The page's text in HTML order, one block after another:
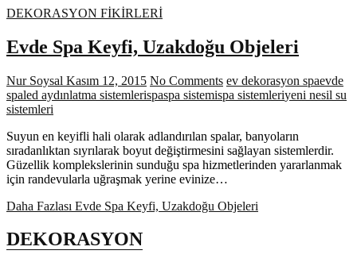
DEKORASYON FİKİRLERİ
Evde Spa Keyfi, Uzakdoğu Objeleri
Nur Soysal Kasım 12, 2015 No Comments ev dekorasyon spaevde
spaled aydınlatma sistemlerispaspa sistemispa sistemleriyeni nesil su
sistemleri
Suyun en keyifli hali olarak adlandırılan spalar, banyoların
sıradanlıktan sıyrılarak boyut değiştirmesini sağlayan sistemlerdir.
Güzellik komplekslerinin sunduğu spa hizmetlerinden yararlanmak
için randevularla uğraşmak yerine evinize…
Daha Fazlası Evde Spa Keyfi, Uzakdoğu Objeleri
DEKORASYON